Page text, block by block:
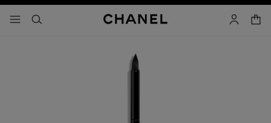
- navegación principal
buscar cuenta